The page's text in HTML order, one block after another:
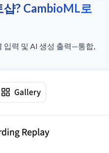
? CambioML로
입력 및 AI 생성 출력—통합,